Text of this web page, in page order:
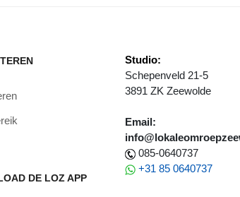
DE LOZ APP
Studio:
Schepenveld 21-5
3891 ZK Zeewolde
Email:
085-0640737
+31 85 0640737